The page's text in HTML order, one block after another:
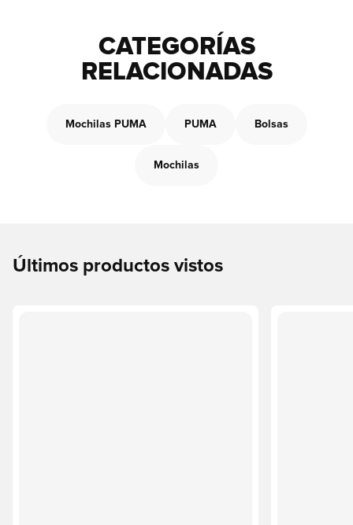
CATEGORÍAS
RELACIONADAS
Mochilas PUMA PUMA Bolsas
Mochilas
Últimos productos vistos